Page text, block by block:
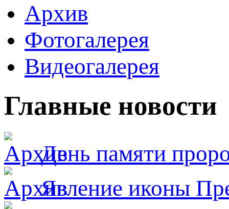
Архив
Фотогалерея
Видеогалерея
Главные новости
День памяти
Явлeние иконы